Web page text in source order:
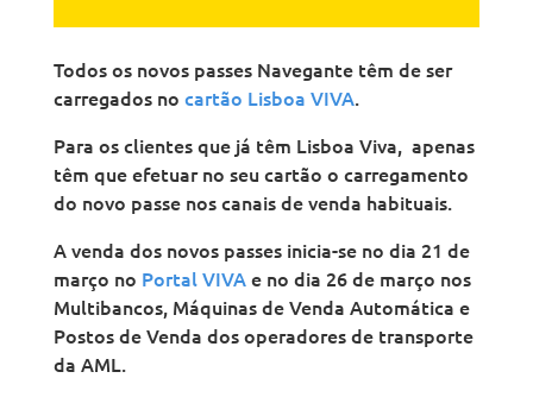
Todos os novos passes Navegante têm de ser
carregados no cartão Lisboa VIVA.
Para os clientes que já têm Lisboa Viva, apenas
têm que efetuar no seu cartão o carregamento
do novo passe nos canais de venda habituais.
A venda dos novos passes inicia-se no dia 21 de
março no Portal VIVAe no dia 26 de março nos
Multibancos, Máquinas de Venda Automática e
Postos de Venda dos operadores de transporte
da AML.